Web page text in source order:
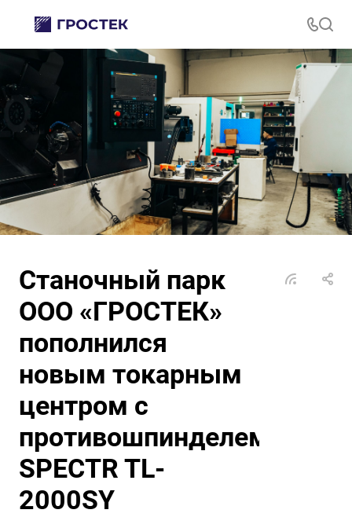
Станочный парк
ООО «ГРОСТЕК»
пополнился
новым токарным
центром с
противошпинделем
SPECTR TL-
2000SY